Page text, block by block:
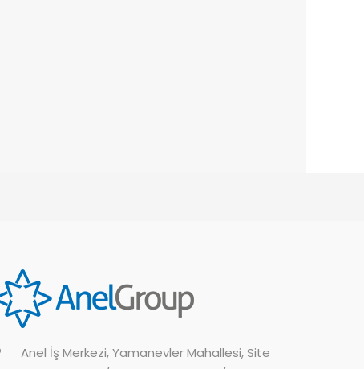
Anel İş Merkezi, Yamanevler Mahallesi, Site